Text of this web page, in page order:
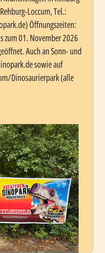
Loccum, Tel.:
Öffnungszeiten:
zum 01. November 2026
Auch an Sonn- und
sowie auf
Dinosaurierpark (alle